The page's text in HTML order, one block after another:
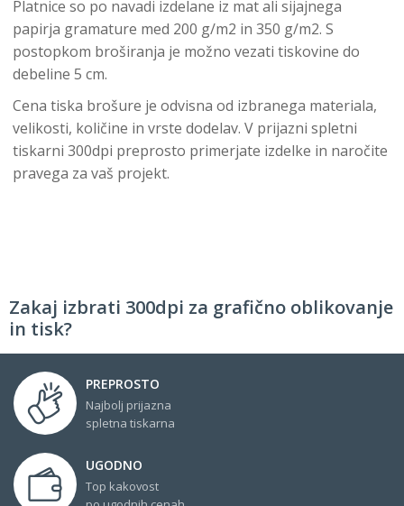
Platnice so po navadi izdelane iz mat ali sijajnega
papirja gramature med 200 g/m2 in 350 g/m2. S
postopkom broširanja je možno vezati tiskovine do
debeline 5 cm.
Cena tiska brošure je odvisna od izbranega materiala,
velikosti, količine in vrste dodelav. V prijazni spletni
tiskarni 300dpi preprosto primerjate izdelke in naročite
pravega za vaš projekt.
Zakaj izbrati 300dpi za grafično oblikovanje
in tisk?
PREPROSTO
Najbolj prijazna
spletna tiskarna
UGODNO
Top kakovost